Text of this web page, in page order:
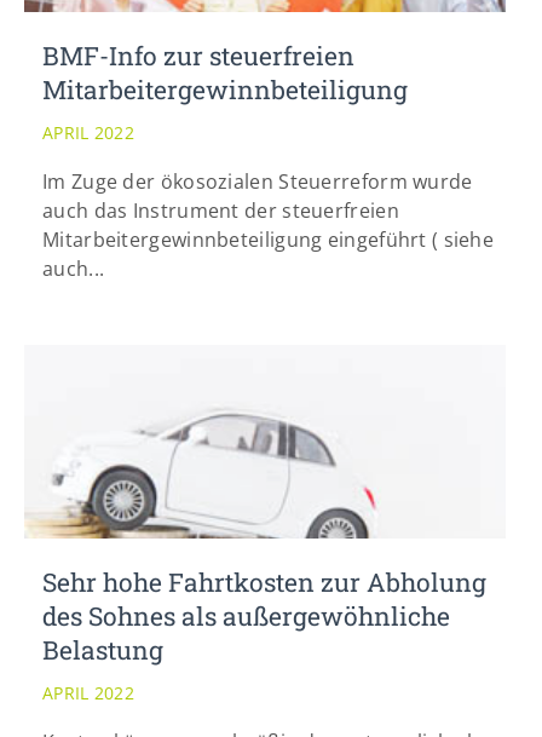
BMF-Info zur steuerfreien
Mitarbeitergewinnbeteiligung
APRIL 2022
Im Zuge der ökosozialen Steuerreform wurde
auch das Instrument der steuerfreien
Mitarbeitergewinnbeteiligung eingeführt ( siehe
auch...
Sehr hohe Fahrtkosten zur Abholung
des Sohnes als außergewöhnliche
Belastung
APRIL 2022